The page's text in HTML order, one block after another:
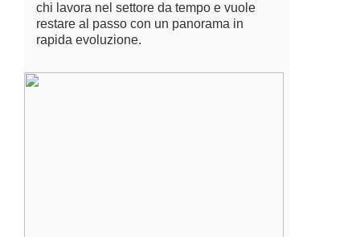
chi lavora nel settore da tempo e vuole
restare al passo con un panorama in
rapida evoluzione.